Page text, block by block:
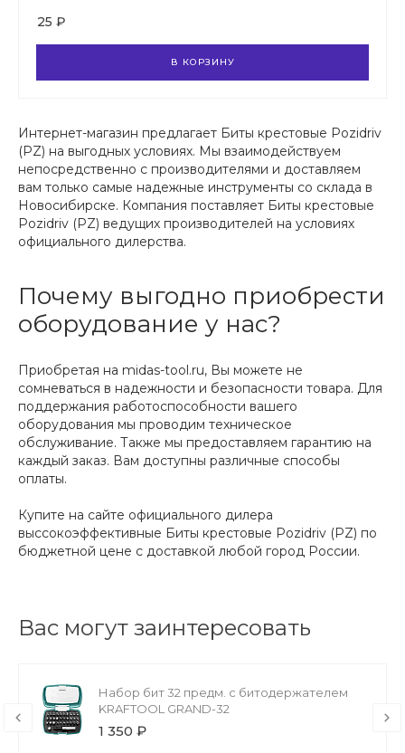
25 ₽
В КОРЗИНУ
Интернет-магазин предлагает Биты крестовые Pozidriv
(PZ) на выгодных условиях. Мы взаимодействуем
непосредственно с производителями и доставляем
вам только самые надежные инструменты со склада в
Новосибирске. Компания поставляет Биты крестовые
Pozidriv (PZ) ведущих производителей на условиях
официального дилерства.
Почему выгодно приобрести
оборудование у нас?
Приобретая на midas-tool.ru, Вы можете не
сомневаться в надежности и безопасности товара. Для
поддержания работоспособности вашего
оборудования мы проводим техническое
обслуживание. Также мы предоставляем гарантию на
каждый заказ. Вам доступны различные способы
оплаты.
Купите на сайте официального дилера
выссокоэффективные Биты крестовые Pozidriv (PZ) по
бюджетной цене с доставкой любой город России.
Вас могут заинтересовать
Набор бит 32 предм. с битодержателем
KRAFTOOL GRAND-32
1 350 ₽